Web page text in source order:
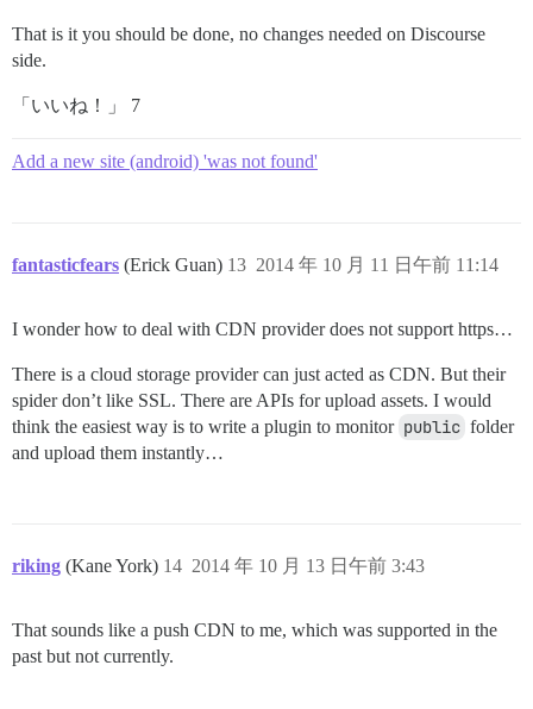
That is it you should be done, no changes needed on Discourse
side.
「いいね！」 7
Add a new site (android) 'was not found'
fantasticfears (Erick Guan) 2014 年 10 月 11 日午前 11:14
13
I wonder how to deal with CDN provider does not support https…
There is a cloud storage provider can just acted as CDN. But their
spider don’t like SSL. There are APIs for upload assets. I would
think the easiest way is to write a plugin to monitor public folder
and upload them instantly…
riking (Kane York) 2014 年 10 月 13 日午前 3:43
14
That sounds like a push CDN to me, which was supported in the
past but not currently.